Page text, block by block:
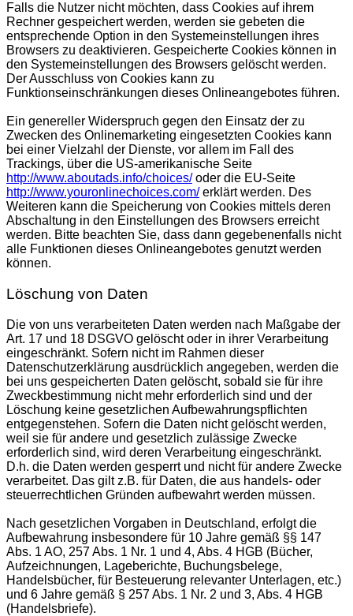
Falls die Nutzer nicht möchten, dass Cookies auf ihrem
Rechner gespeichert werden, werden sie gebeten die
entsprechende Option in den Systemeinstellungen ihres
Browsers zu deaktivieren. Gespeicherte Cookies können in
den Systemeinstellungen des Browsers gelöscht werden.
Der Ausschluss von Cookies kann zu
Funktionseinschränkungen dieses Onlineangebotes führen.
Ein genereller Widerspruch gegen den Einsatz der zu
Zwecken des Onlinemarketing eingesetzten Cookies kann
bei einer Vielzahl der Dienste, vor allem im Fall des
Trackings, über die US-amerikanische Seite
http://www.aboutads.info/choices/oder die EU-Seite
http://www.youronlinechoices.com/erklärt werden. Des
Weiteren kann die Speicherung von Cookies mittels deren
Abschaltung in den Einstellungen des Browsers erreicht
werden. Bitte beachten Sie, dass dann gegebenenfalls nicht
alle Funktionen dieses Onlineangebotes genutzt werden
können.
Löschung von Daten
Die von uns verarbeiteten Daten werden nach Maßgabe der
Art. 17 und 18 DSGVO gelöscht oder in ihrer Verarbeitung
eingeschränkt. Sofern nicht im Rahmen dieser
Datenschutzerklärung ausdrücklich angegeben, werden die
bei uns gespeicherten Daten gelöscht, sobald sie für ihre
Zweckbestimmung nicht mehr erforderlich sind und der
Löschung keine gesetzlichen Aufbewahrungspflichten
entgegenstehen. Sofern die Daten nicht gelöscht werden,
weil sie für andere und gesetzlich zulässige Zwecke
erforderlich sind, wird deren Verarbeitung eingeschränkt.
D.h. die Daten werden gesperrt und nicht für andere Zwecke
verarbeitet. Das gilt z.B. für Daten, die aus handels- oder
steuerrechtlichen Gründen aufbewahrt werden müssen.
Nach gesetzlichen Vorgaben in Deutschland, erfolgt die
Aufbewahrung insbesondere für 10 Jahre gemäß §§ 147
Abs. 1 AO, 257 Abs. 1 Nr. 1 und 4, Abs. 4 HGB (Bücher,
Aufzeichnungen, Lageberichte, Buchungsbelege,
Handelsbücher, für Besteuerung relevanter Unterlagen, etc.)
und 6 Jahre gemäß § 257 Abs. 1 Nr. 2 und 3, Abs. 4 HGB
(Handelsbriefe).